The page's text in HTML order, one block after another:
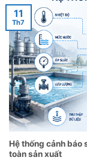
Hệ thống cảnh báo
toàn sản xuất
11
Th7